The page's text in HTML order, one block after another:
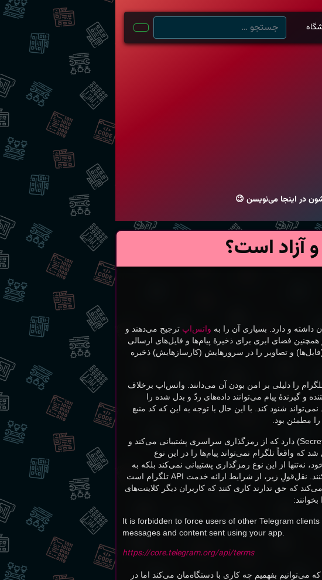
در اینجا می‌نویسن 😉
و آزاد است؟
داشته و دارد. بسیاری آن را به واتس‌اپ ترجیح می‌دهند و
فضای ابری برای ذخیرهٔ پیام‌ها و فایل‌های ارسالی
و تصاویر را در سرورهایش (کارساز‌هایش) ذخیره
را دلیلی بر امن بودن آن می‌دانند. واتس‌اپ برخلاف
و گیرندهٔ پیام می‌توانند داده‌های ردّ و بدل شده را
شنود کند. با این حال با توجه به این که کد منبع
مطمئن بود.
از طرفی تلگرام تنها روی موبایل، قابلیت گپ امن (Secret Chat) دارد که از رمزگذاری سراسری پشتیبانی می‌کند و
واقعاً تلگرام نمی‌تواند پیام‌ها را در این نوع
از این نوع رمزگذاری پشتیبانی نمی‌کند بلکه به
برنامه‌های شخص ثالث هم اجازه نمی‌دهد که آن را اضافه کنند. نقل‌قولِ زیر، از شرایط ارائه خدمت API تلگرام است
که حق ندارند کاری کنند که کاربران دیگر کلاینت‌های
It is forbidden to force users of other Telegram
messages and content sent using your app.
https://core.telegram.org/api/terms
بفهمیم چه کاری با دستگاه‌مان می‌کند اما در